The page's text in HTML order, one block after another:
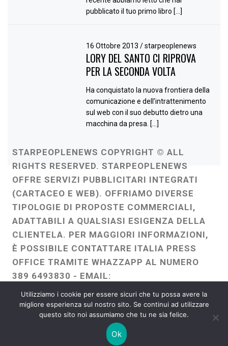
pubblicato il tuo primo libro […]
16 Ottobre 2013/ starpeoplenews
LORY DEL SANTO CI RIPROVA
PER LA SECONDA VOLTA
Ha conquistato la nuova frontiera della
comunicazione e dell’intrattenimento
sul web con il suo debutto dietro una
macchina da presa. […]
STARPEOPLENEWS COPYRIGHT © ALL
RIGHTS RESERVED. STARPEOPLENEWS
OFFRE SERVIZI PUBBLICITARI INTEGRATI
(CARTACEO E WEB). OFFRIAMO DIVERSE
TIPOLOGIE DI PROPOSTE COMMERCIALI,
ADATTABILI A QUALSIASI ESIGENZA DELLA
CLIENTELA. PER MAGGIORI INFORMAZIONI,
È POSSIBILE CONTATTARE ITALIA PRESS
OFFICE TRAMITE WHAZZAPP AL NUMERO
389 6493830 - EMAIL:
ITALIAPRESSOFFICE@GMAIL.COM
WEBMASTER :FRANCESCO GENTILE
FREELANCE
Utilizziamo i cookie per essere sicuri che tu possa avere la
migliore esperienza sul nostro sito. Se continui ad utilizzare
questo sito noi assumiamo che tu ne sia felice.
Ok